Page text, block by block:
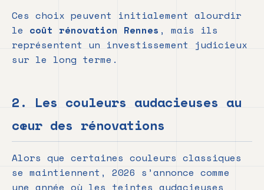
Ces choix peuvent initialement alourdir
le coût rénovation Rennes , mais ils
représentent un investissement judicieux
sur le long terme.
2. Les couleurs audacieuses au
cœur des rénovations
Alors que certaines couleurs classiques
se maintiennent, 2026 s’annonce comme